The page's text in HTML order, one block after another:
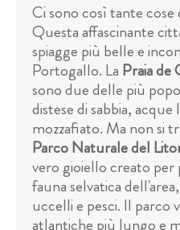
Ci sono così tante cose
Questa affascinante
spiagge più belle e
Portogallo. La Praia de
sono due delle più
distese di sabbia,
mozzafiato. Ma non si
Parco Naturale del
vero gioiello creato per
fauna selvatica
uccelli e pesci. Il parco
atlantiche più lungo e